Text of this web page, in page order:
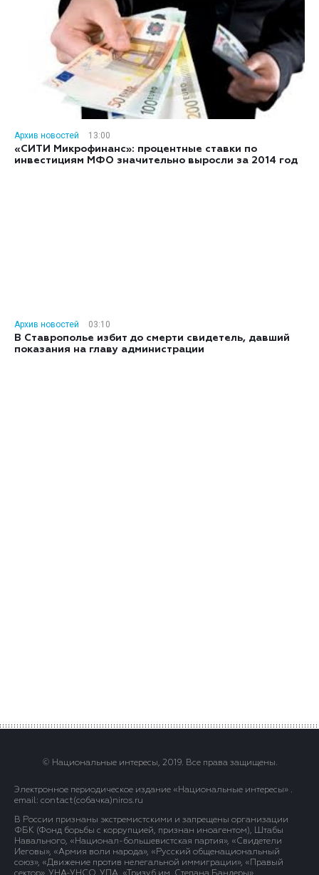
Архив новостей
13:00
«СИТИ Микрофинанс»: процентные ставки по
инвестициям МФО значительно выросли за 2014 год
Архив новостей
03:10
В Ставрополье избит до смерти свидетель, давший
показания на главу администрации
© Национальные интересы, 2019. Все права защищены.
Электронное периодическое издание «Национальные интересы» .
email: contact(сoбaчка)niros.ru
В России признаны экстремистскими и запрещены организации
ФБК (Фонд борьбы с коррупцией, признан иноагентом), Штабы
Навального, «Национал-большевистская партия», «Свидетели
Иеговы», «Армия воли народа», «Русский общенациональный
союз», «Движение против нелегальной иммиграции», «Правый